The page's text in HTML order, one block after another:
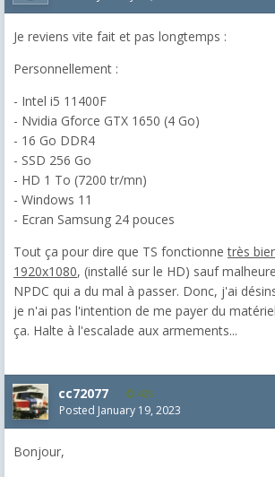
Je reviens vite fait et pas longtemps :
Personnellement :
- Intel i5 11400F
- Nvidia Gforce GTX 1650 (4 Go)
- 16 Go DDR4
- SSD 256 Go
- HD 1 To (7200 tr/mn)
- Windows 11
- Ecran Samsung 24 pouces
Tout ça pour dire que TS fonctionnetrès
1920x1080, (installé sur le HD) sauf
NPDC qui a du mal à passer. Donc, j'ai
je n'ai pas l'intention de me payer du
ça. Halte à l'escalade aux armements...
cc72077 425
Posted January 19, 2023
Bonjour,